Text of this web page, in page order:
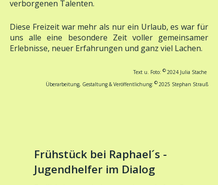
uns alle eine besondere Zeit voller gemeinsamer
Erlebnisse, neuer Erfahrungen und ganz viel Lachen.
Überarbeitung, Gestaltung & Veröffentlichung:©2025 Stephan Strauß
Jugendhelfer im Dialog